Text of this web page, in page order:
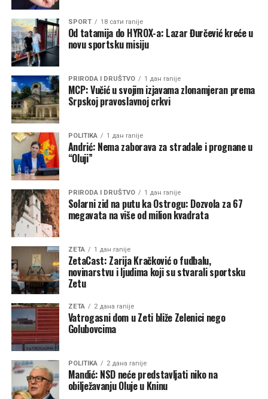
SPORT 18 сати ranije
Od tatamija do HYROX-a: Lazar Đurčević kreće u
novu sportsku misiju
PRIRODA I DRUŠTVO 1 дан ranije
MCP: Vučić u svojim izjavama zlonamjeran prema
Srpskoj pravoslavnoj crkvi
POLITIKA 1 дан ranije
Andrić: Nema zaborava za stradale i prognane u
“Oluji”
PRIRODA I DRUŠTVO 1 дан ranije
Solarni zid na putu ka Ostrogu: Dozvola za 67
megavata na više od milion kvadrata
ZETA 1 дан ranije
ZetaCast: Zarija Kračković o fudbalu,
novinarstvu i ljudima koji su stvarali sportsku
Zetu
ZETA 2 дана ranije
Vatrogasni dom u Zeti bliže Zelenici nego
Golubovcima
POLITIKA 2 дана ranije
Mandić: NSD neće predstavljati niko na
obilježavanju Oluje u Kninu